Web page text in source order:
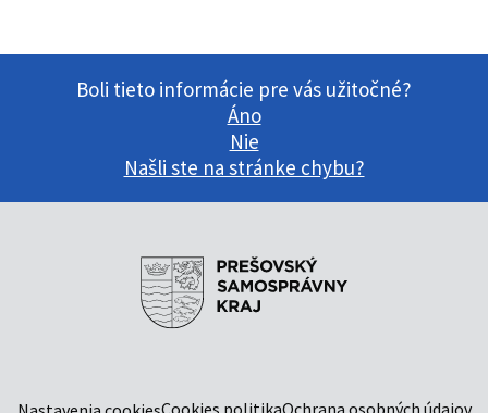
Boli tieto informácie pre vás užitočné?
Áno
Nie
Našli ste na stránke chybu?
Cookies politikaOchrana osobných údajov